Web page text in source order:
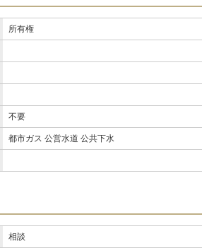
所有権
不要
都市ガス 公営水道 公共下水
相談